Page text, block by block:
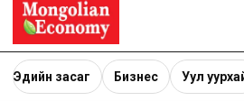
Эдийн засаг Бизнес Уул